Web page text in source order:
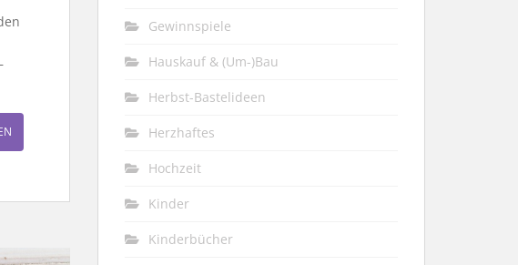
Gewinnspiele
Hauskauf & (Um-)Bau
Herbst-Bastelideen
Herzhaftes
Hochzeit
Kinder
Kinderbücher